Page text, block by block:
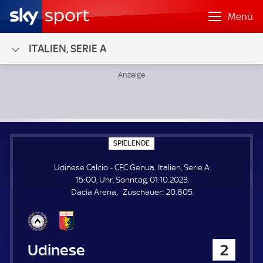
Menü
ITALIEN, SERIE A
SPIELENDE
P
E
L
E
N
Udinese Calcio - CFC Genua. Italien, Serie A.
15:00, Uhr, Sonntag, 01.10.2023.
Dacia Arena
Zuschauer: Z
20.805.
Udinese Calcio 2